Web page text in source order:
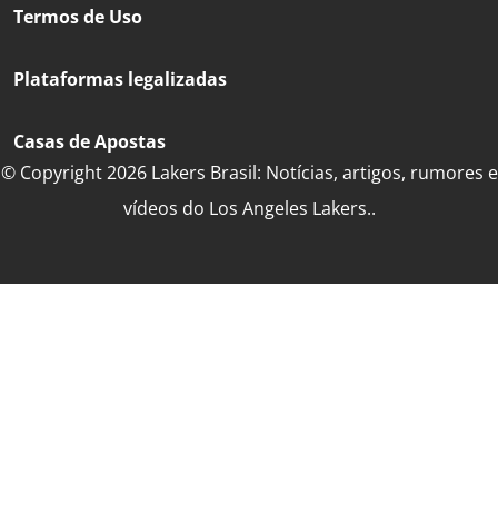
Termos de Uso
Plataformas legalizadas
Casas de Apostas
© Copyright 2026 Lakers Brasil: Notícias, artigos, rumores e
vídeos do Los Angeles Lakers..